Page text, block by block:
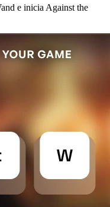
e inicia Against the